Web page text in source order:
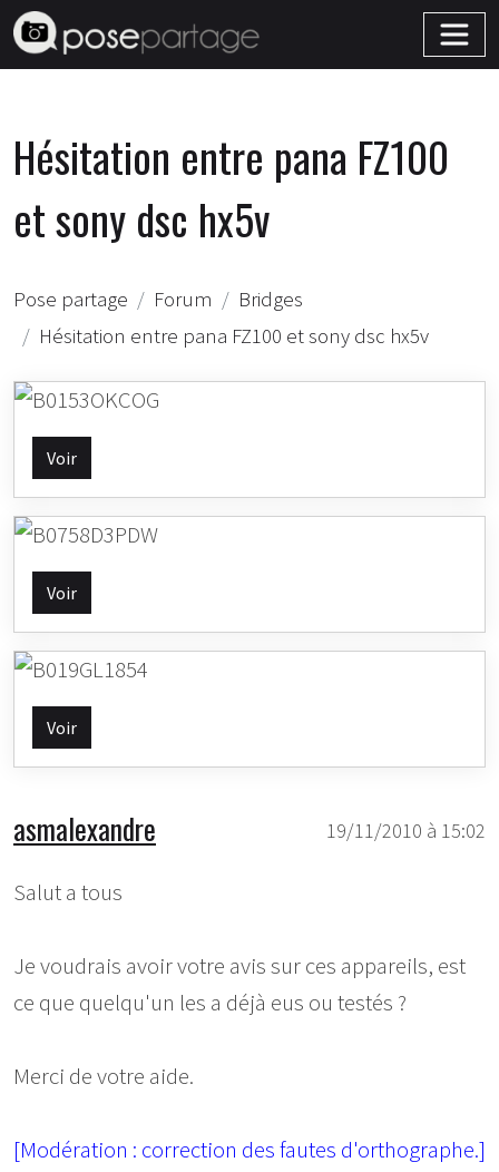
Hésitation entre pana FZ100
et sony dsc hx5v
Pose partage Forum
Bridges
Hésitation entre pana FZ100 et sony dsc hx5v
Voir
Voir
Voir
19/11/2010 à 15:02
asmalexandre
Salut a tous
Je voudrais avoir votre avis sur ces appareils, est
ce que quelqu'un les a déjà eus ou testés ?
Merci de votre aide.
[Modération : correction des fautes d'orthographe.]